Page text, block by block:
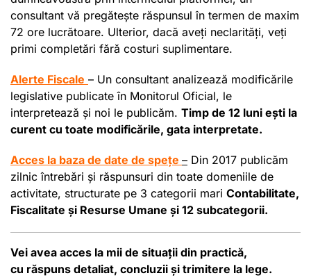
consultant vă pregătește răspunsul în termen de maxim
72 ore lucrătoare. Ulterior, dacă aveți neclarități, veți
primi completări fără costuri suplimentare.
Alerte Fiscale – Un consultant analizează modificările
legislative publicate în Monitorul Oficial, le
interpretează și noi le publicăm. Timp de 12 luni ești la
curent cu toate modificările, gata interpretate.
Acces la baza de date de spețe – Din 2017 publicăm
zilnic întrebări și răspunsuri din toate domeniile de
activitate, structurate pe 3 categorii mari Contabilitate,
Fiscalitate și Resurse Umane și 12 subcategorii.
Vei avea acces la mii de situații din practică,
cu răspuns detaliat, concluzii și trimitere la lege.